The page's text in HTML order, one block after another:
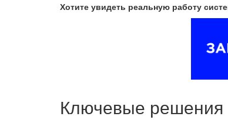
Хотите увидеть реальную работу
Ключевые решения